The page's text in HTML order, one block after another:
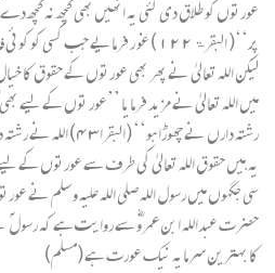
عورتوں کو طلاق دی گئی یہ انھیں بھی کچھ نہ
پر‘‘( البقرۃ۱۲۲) غو ر فرمایے جب کسی
لیکن اللہ تعالیٰ نے پھر بھی عورتوں کے حقوق
میں اللہ تعالیٰ نے مزید فرمایا ’’عور توں کے لیے
رشتہ دارں نے چھوڑا
یہ ہیں حقوق اللہ تعالیٰ کی طرف سے عورتوں
سی جگہوں میں رسول اللہ صلی اللہ علیہ و سلم
حضرت عبداللہ ابن عمروؓ سے روایت ہے کہ رسول ؐ نے
کا بہترین سرمایہ نیک عورت ہے (مسلم)